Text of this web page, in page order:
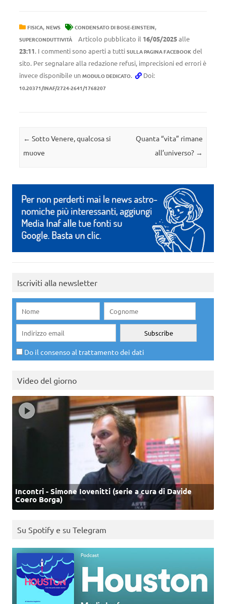
FISICA, NEWS CONDENSATO DI BOSE-EINSTEIN,
SUPERCONDUTTIVITÀ Articolo pubblicato il 16/05/2025alle
23:11. I commenti sono aperti a tutti SULLA PAGINA FACEBOOK del
sito. Per segnalare alla redazione refusi, imprecisioni ed errori è
invece disponibile un MODULO DEDICATO. Doi:
10.20371/INAF/2724-2641/1768207
Navigazione articolo
← Sotto Venere, qualcosa si
muove
Quanta “vita” rimane
all’universo? →
Iscriviti alla newsletter
Do il consenso al trattamento dei dati
Video del giorno
Incontri - Simone Iovenitti (serie a cura di Davide
Coero Borga)
Su Spotify e su Telegram